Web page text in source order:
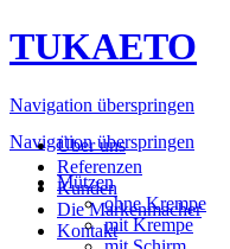
TUKAETO
Navigation überspringen
Über uns
Referenzen
Kunden
Die Markenmacher
Kontakt
Navigation überspringen
Mützen
ohne Krempe
mit Krempe